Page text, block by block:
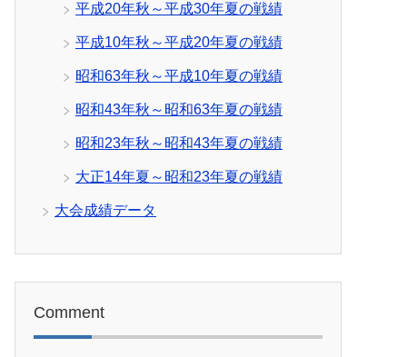
平成20年秋～平成30年夏の戦績
平成10年秋～平成20年夏の戦績
昭和63年秋～平成10年夏の戦績
昭和43年秋～昭和63年夏の戦績
昭和23年秋～昭和43年夏の戦績
大正14年夏～昭和23年夏の戦績
大会成績データ
Comment